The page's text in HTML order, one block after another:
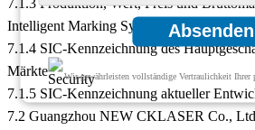
Absenden
Wir gewährleisten vollständige Vertraulichkeit Ihrer
7.1.3 Produktion, Wert, Preis und
Intelligent Marking System (2018-2025)
7.1.4 SIC-Kennzeichnung des
Märkte
7.1.5 SIC-Kennzeichnung aktueller
7.2 Guangzhou NEW CKLASER Co.,